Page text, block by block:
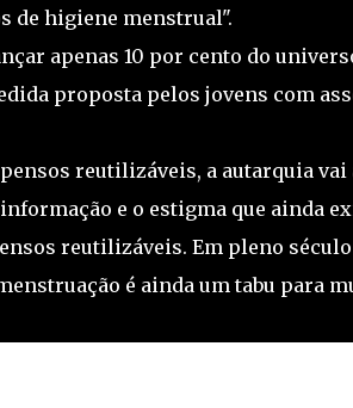
de higiene menstrual".
apenas 10 por cento do
proposta pelos jovens com
reutilizáveis, a autarquia vai
e o estigma que ainda
reutilizáveis. Em pleno século
é ainda um tabu para